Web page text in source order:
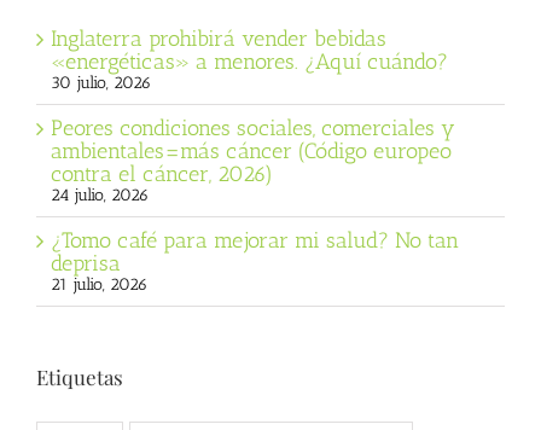
Inglaterra prohibirá vender bebidas
«energéticas» a menores. ¿Aquí cuándo?
30 julio, 2026
Peores condiciones sociales, comerciales y
ambientales=más cáncer (Código europeo
contra el cáncer, 2026)
24 julio, 2026
¿Tomo café para mejorar mi salud? No tan
deprisa
21 julio, 2026
Etiquetas